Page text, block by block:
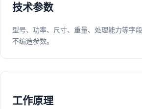
技术参数
型号、功率、尺寸、重量、处理能力等字
不编造参数。
工作原理